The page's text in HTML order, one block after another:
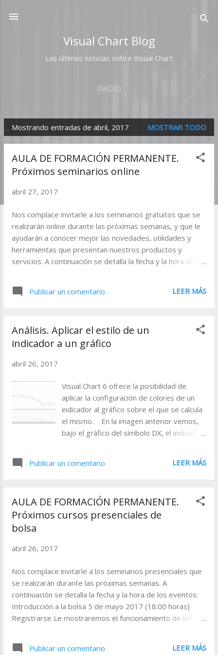
Visual Chart Blog
Las últimas noticias sobre Visual Chart
INICIO
E
Mostrando entradas de abril, 2017 MOSTRAR TODO
AULA DE FORMACIÓN PERMANENTE.
Próximos seminarios online
abril 27, 2017
Nos complace invitarle a los seminarios gratuitos que se
realizarán online durante las próximas semanas, y que le
ayudarán a conocer mejor las novedades, utilidades y
herramientas que presentan nuestros productos y
servicios. A continuación se detalla la fecha y la hora de los
Chart 6 02-05-2017 11:30-12:30 (GMT + 1:00)
Registrarse Con este webinar obtendrá una visión
plataforma que usan los traders profesionales. Interfaz e
información. Introducción a Visual Chart Lite 03-05-2017
le mostraremos todas las posibilidades de la plataforma
la hora de seguir o analizar los datos del mercado, como a
la hora de operar en bolsa. Curso desarrollo de
estrategias con Visual Chart 6 (2ªEd.). Sal...
Publicar un comentario LEER MÁS
Análisis. Aplicar el estilo de un
indicador a un gráfico
abril 26, 2017
Visual Chart 6 ofrece la posibilidad de
aplicar la configuración de colores de un
indicador al gráfico sobre el que se calcula
el mismo. En la imagen anterior vemos,
bajo el gráfico del símbolo DX, el indicador
encima de la banda superior, el indicador
inferior, el indicador se pinta en color rojo
(por defecto).
Publicar un comentario LEER MÁS
AULA DE FORMACIÓN PERMANENTE.
Próximos cursos presenciales de
bolsa
abril 26, 2017
Nos complace invitarle a los seminarios presenciales que
se realizarán durante las próximas semanas. A
continuación se detalla la fecha y la hora de los eventos:
Introducción a la bolsa 5 de mayo 2017 (18:00 horas)
Registrarse Le mostraremos el funcionamiento de los
financieros, como ETF´s, futuros, opciones y fondos de
inversión. Conceptos básicos de Visual Chart 9 de mayo
Publicar un comentario LEER MÁS